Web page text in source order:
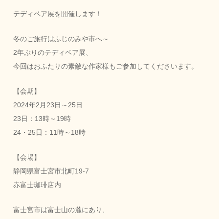
テディベア展を開催します ！
冬のご旅行はふじのみや市へ～
2年ぶりのテディベア展、
今回はおふたりの素敵な作家様もご参加してくださいます。
【会期】
2024年2月23日～25日
23日： 13時～ 19時
24・25日： 11時～ 18時
【会場】
静岡県富士宮市北町19-7
赤富士珈琲店内
富士宮市は富士山の麓にあり、